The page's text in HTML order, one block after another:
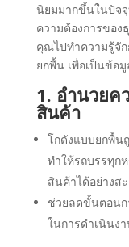
นิยมมากขึ้นในปัจ
ความต้องการของ
คุณไปทำความรู้จั
ยกพื้น เพื่อเป็นข้อ
1. อำนวยค
สินค้า
โกดังแบบยกพื้น
ทำให้รถบรรทุก
สินค้าได้อย่างส
ช่วยลดขั้นตอนก
ในการดำเนินง